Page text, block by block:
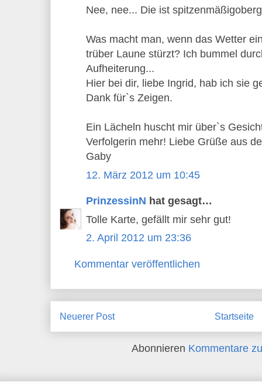
Nee, nee... Die ist
Was macht man, wenn das Wetter
trüber Laune stürzt? Ich bummel
Aufheiterung...
Hier bei dir, liebe Ingrid, hab ich sie
Dank für`s Zeigen.
Ein Lächeln huscht mir über`s
Verfolgerin mehr! Liebe Grüße aus
Gaby
12. März 2012 um 10:45
PrinzessinN hat gesagt…
Tolle Karte, gefällt mir sehr gut!
2. April 2012 um 23:36
Kommentar veröffentlichen
Neuerer Post Startseite
Abonnieren Kommentare